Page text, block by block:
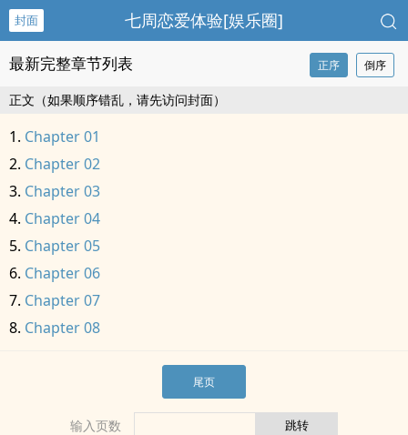
封面 七周恋爱体验[娱乐圈]
最新完整章节列表 正序 倒序
正文（如果顺序错乱，请先访问封面）
Chapter 01
Chapter 02
Chapter 03
Chapter 04
Chapter 05
Chapter 06
Chapter 07
Chapter 08
尾页
输入页数